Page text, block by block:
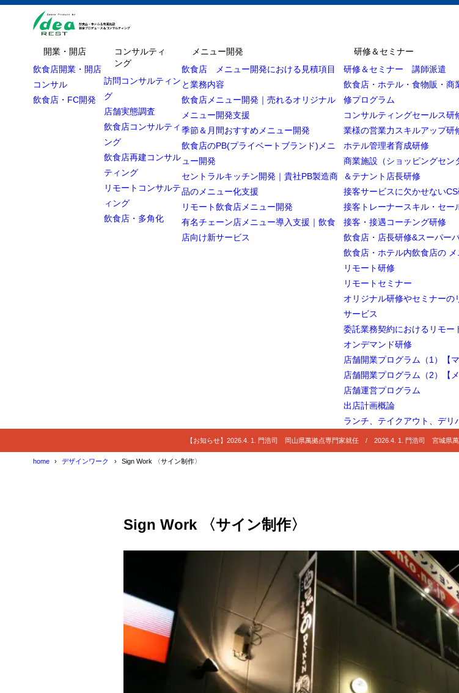
開業・開店
飲食店開業・開店
コンサル
飲食店・FC開発
コンサルティ
ング
訪問コンサルティン
グ
店舗実態調査
飲食店コンサルティ
ング
飲食店再建コンサル
ティング
リモートコンサルテ
ィング
飲食店・多角化
メニュー開発
飲食店 メニュー開発における見積項目
と業務内容
飲食店メニュー開発｜売れるオリジナル
メニュー開発支援
季節＆月間おすすめメニュー開発
飲食店のPB(プライベートブランド)メニ
ュー開発
セントラルキッチン開発｜貴社PB製造商
品のメニュー化支援
リモート飲食店メニュー開発
有名チェーン店メニュー導入支援｜飲食
店向け新サービス
研修＆セミナー
研修＆セミナー 講師派遣
飲食店・ホテル・食物販・
修プログラム
コンサルティングセールス
業様の営業力スキルアップ研
ホテル管理者育成研修
商業施設（ショッピングセン
＆テナント店長研修
接客サービスに欠かせない
接客トレーナースキル・セー
接客・接遇コーチング研修
飲食店・店長研修&スーパー
飲食店・ホテル内飲食店の
リモート研修
リモートセミナー
オリジナル研修やセミナー
サービス
委託業務契約におけるリモー
オンデマンド研修
店舗開業プログラム（1）【
店舗開業プログラム（2）【
店舗運営プログラム
出店計画概論
ランチ、テイクアウト、デリ
【お知らせ】2026.4. 1. 門浩司 岡山県萬拠点専門家就任 / 2026.4. 1. 門浩司 宮城県
home デザインワーク Sign Work 〈サイン制作〉
Sign Work 〈サイン制作〉